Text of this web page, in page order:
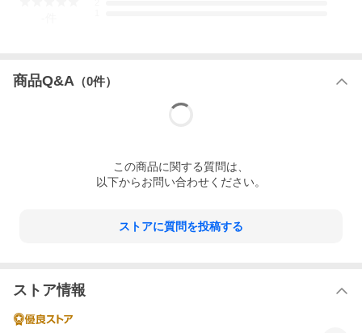
商品Q&A （0件）
この商品に関する質問は、
以下からお問い合わせください。
ストアに質問を投稿する
ストア情報